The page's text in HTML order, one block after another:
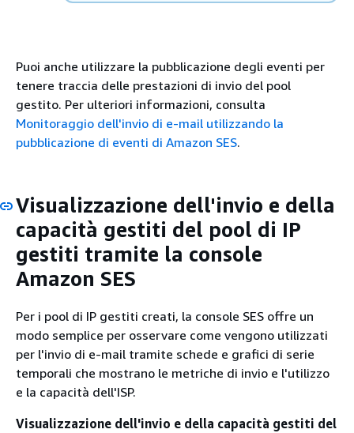
Puoi anche utilizzare la pubblicazione degli eventi per
tenere traccia delle prestazioni di invio del pool
gestito. Per ulteriori informazioni, consulta
Monitoraggio dell'invio di e-mail utilizzando la
pubblicazione di eventi di Amazon SES.
Visualizzazione dell'invio e della
capacità gestiti del pool di IP
gestiti tramite la console
Amazon SES
Per i pool di IP gestiti creati, la console SES offre un
modo semplice per osservare come vengono utilizzati
per l'invio di e-mail tramite schede e grafici di serie
temporali che mostrano le metriche di invio e l'utilizzo
e la capacità dell'ISP.
Visualizzazione dell'invio e della capacità gestiti del